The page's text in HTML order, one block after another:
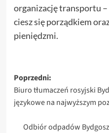
organizację transportu
ciesz się porządkiem
pieniędzmi.
Zobacz
wpisy
Poprzedni:
Biuro tłumaczeń rosyjski
językowe na najwyższym
Odbiór odpadów